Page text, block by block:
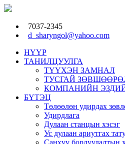
7037-2345
d_sharyngol@yahoo.com
НҮҮР
ТАНИЛЦУУЛГА
ТҮҮХЭН ЗАМНАЛ
ТУСГАЙ
КОМПАНИЙН
БҮТЭЦ
Төлөөлөн удирдах
Удирдлага
Дулаан станцын хэсэг
Ус дулаан ариутгах
Санхүү борлуулалтын